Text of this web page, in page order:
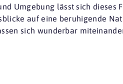
Umgebung lässt sich dieses
auf eine beruhigende
sich wunderbar